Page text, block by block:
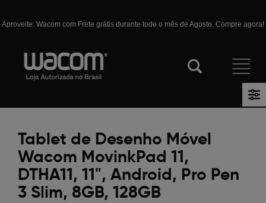
Aproveite: Wacom com Frete grátis durante todo o mês de Agosto. Compre agora!
Tablet de Desenho Móvel
Wacom MovinkPad 11,
DTHA11, 11", Android, Pro Pen
3 Slim, 8GB, 128GB